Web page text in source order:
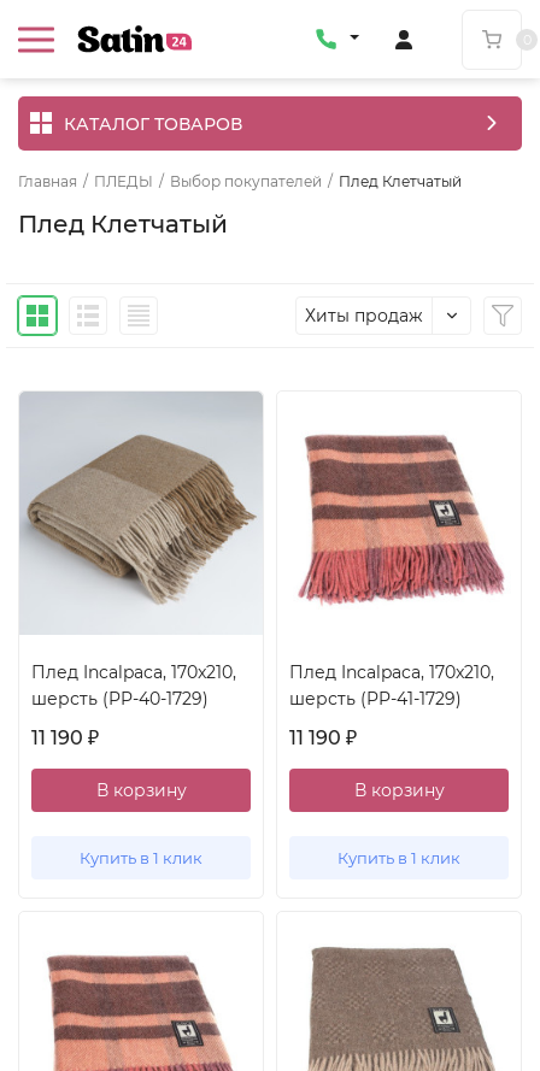
КАТАЛОГ ТОВАРОВ
Главная / ПЛЕДЫ / Выбор покупателей / Плед Клетчатый
Плед Клетчатый
Хиты продаж
Плед Incalpaca, 170x210,
шерсть (PP-40-1729)
11 190 ₽
В корзину
Купить в 1 клик
Плед Incalpaca, 170x210,
шерсть (PP-41-1729)
11 190 ₽
В корзину
Купить в 1 клик